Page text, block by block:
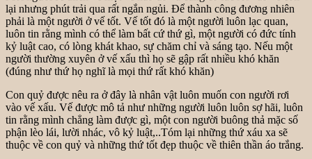
lại nhưng phút trải qua rất ngắn ngủi. Để thành công đương nhiên
phải là một người ở vế tốt. Vế tốt đó là một người luôn lạc quan,
luôn tin rằng mình có thể làm bất cứ thứ gì, một người có đức tính
kỷ luật cao, có lòng khát khao, sự chăm chỉ và sáng tạo. Nếu một
người thường xuyên ở vế xấu thì họ sẽ gập rất nhiều khó khăn
(đúng như thứ họ nghĩ là mọi thứ rất khó khăn)
Con quỷ được nêu ra ở đây là nhân vật luôn muốn con người rơi
vào vế xấu. Vế được mô tả như những người luôn luôn sợ hãi, luôn
tin rằng mình chẳng làm được gì, một con người buông thả mặc số
phận lèo lái, lười nhác, vô kỷ luật,..Tóm lại những thứ xáu xa sẽ
thuộc về con quỷ và những thứ tốt đẹp thuộc về thiên thần áo trắng.